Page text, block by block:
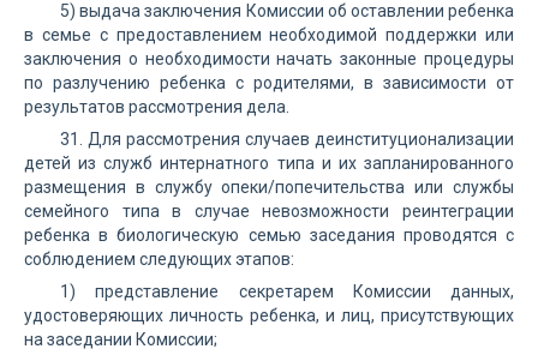
5) выдача заключения Комиссии об оставлении ребенка
в семье с предоставлением необходимой поддержки или
заключения о необходимости начать законные процедуры
по разлучению ребенка с родителями, в зависимости от
результатов рассмотрения дела.
31. Для рассмотрения случаев деинституционализации
детей из служб интернатного типа и их запланированного
размещения в службу опеки/попечительства или службы
семейного типа в случае невозможности реинтеграции
ребенка в биологическую семью заседания проводятся с
соблюдением следующих этапов:
1) представление секретарем Комиссии данных,
удостоверяющих личность ребенка, и лиц, присутствующих
на заседании Комиссии;